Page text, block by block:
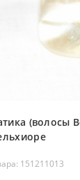
(волосы
151211013